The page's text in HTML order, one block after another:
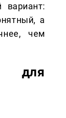
а
чем
для